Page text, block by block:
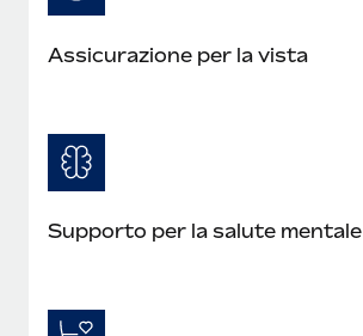
Assicurazione per la vista
Supporto per la salute mentale